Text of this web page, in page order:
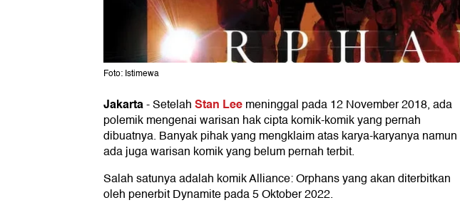
Foto: Istimewa
Jakarta-SetelahStan Leemeninggal pada 12 November 2018, ada
polemik mengenai warisan hak cipta komik-komik yang pernah
dibuatnya. Banyak pihak yang mengklaim atas karya-karyanya namun
ada juga warisan komik yang belum pernah terbit.
Salah satunya adalah komik Alliance: Orphans yang akan diterbitkan
oleh penerbit Dynamite pada 5 Oktober 2022.